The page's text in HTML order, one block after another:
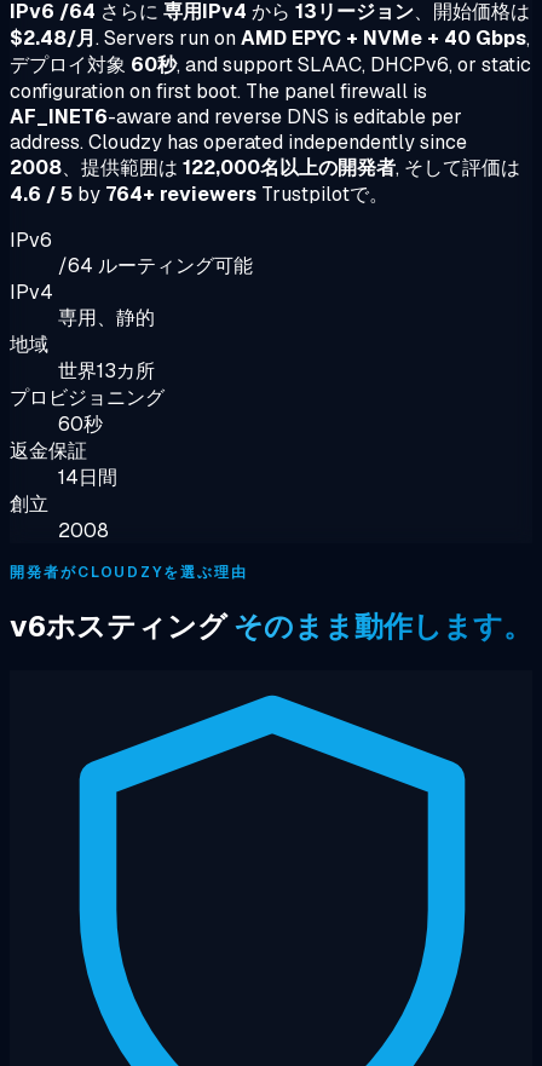
IPv6 /64 さらに 専用IPv4 から 13リージョン、開始価格は
$2.48/月. Servers run onAMD EPYC + NVMe + 40 Gbps,
デプロイ対象 60秒, and support SLAAC, DHCPv6, or static
configuration on first boot. The panel firewall is
AF_INET6-aware and reverse DNS is editable per
address. Cloudzy has operated independently since
2008、提供範囲は 122,000名以上の開発者, そして評価は
4.6 / 5 by 764+ reviewers Trustpilotで。
IPv6
/64 ルーティング可能
IPv4
専用、静的
地域
世界13カ所
プロビジョニング
60秒
返金保証
14日間
創立
2008
開発者がCLOUDZYを選ぶ理由
v6ホスティングそのまま動作します。